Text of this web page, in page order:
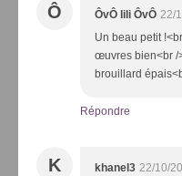
Ô ÔvÔ lili ÔvÔ 22/
Un beau petit
œuvres bien<br /
brouillard
Répondre
K khanel3 22/10/